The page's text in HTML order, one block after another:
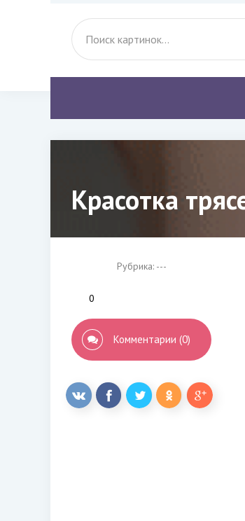
Красотка
Рубрика: ---
0
Комментарии (0)